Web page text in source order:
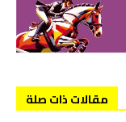
مقالات ذات صلة